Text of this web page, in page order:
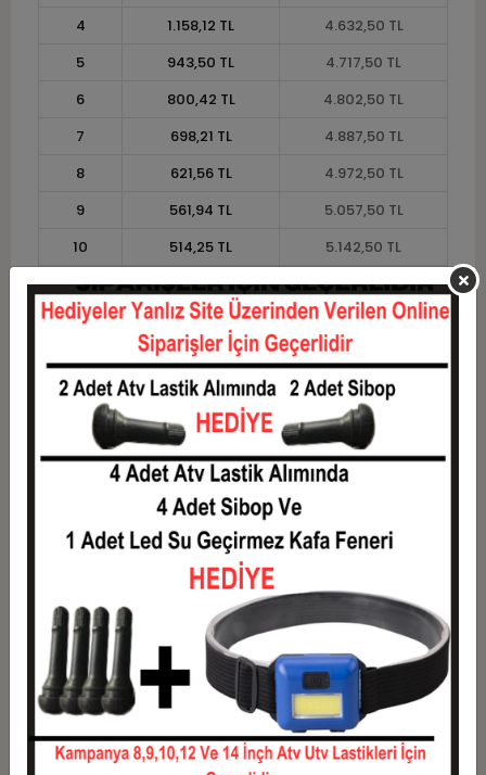
4
1.158,12 TL
4.632,50 TL
5
943,50 TL
4.717,50 TL
6
800,42 TL
4.802,50 TL
7
698,21 TL
4.887,50 TL
8
621,56 TL
4.972,50 TL
9
561,94 TL
5.057,50 TL
10
514,25 TL
5.142,50 TL
11
471,36 TL
5.185,00 TL
12
439,17 TL 5.270,00 TL
Taksit Taksit Tutarı
Toplam Tutar
1
4.250,00 TL
4.250,00 TL
2.125,00 TL
3
1.515,83 TL
4.547,50 TL
1.158,12 TL
5
943,50 TL
6
800,42 TL
4.802,50 TL
7
698,21 TL
4.887,50 TL
8
4.972,50 TL
9
561,94 TL
5.057,50 TL